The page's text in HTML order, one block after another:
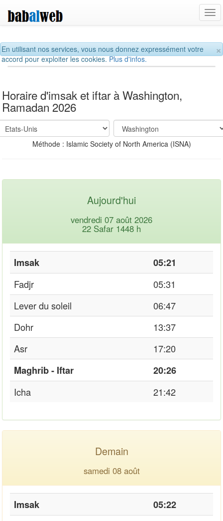
×
En utilisant nos services, vous nous donnez expressément votre
accord pour exploiter les cookies.Plus d'infos.
Horaire d'imsak et iftar à Washington,
Ramadan 2026
Méthode : Islamic Society of North America (ISNA)
Aujourd'hui
vendredi 07 août 2026
22 Safar 1448 h
Imsak
05:21
Fadjr
05:31
Lever du soleil
06:47
Dohr
13:37
Asr
17:20
Maghrib - Iftar
20:26
Icha
21:42
Demain
samedi 08 août
Imsak
05:22